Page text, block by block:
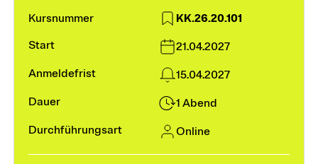
Module und Vertiefungen
Weiterbildungssuche
KK.26.20.101
21.04.2027
15.04.2027
1 Abend
Online